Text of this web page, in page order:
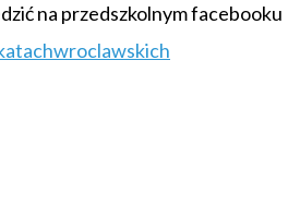
na przedszkolnym facebooku